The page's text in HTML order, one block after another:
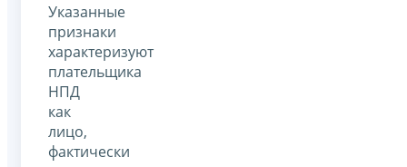
Указанные
признаки
характеризуют
плательщика
НПД
как
лицо,
фактически